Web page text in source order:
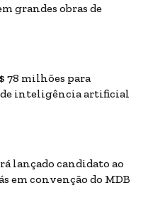
grandes obras de
78 milhões para
inteligência artificial
lançado candidato ao
em convenção do MDB